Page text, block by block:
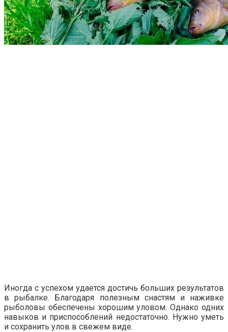
Иногда с успехом удается достичь больших результатов
в рыбалке. Благодаря полезным снастям и наживке
рыболовы обеспечены хорошим уловом. Однако одних
навыков и приспособлений недостаточно. Нужно уметь
и сохранить улов в свежем виде.